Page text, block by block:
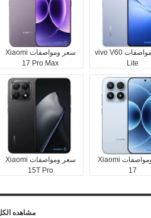
سعر ومواصفات vivo V60
Lite
سعر ومواصفات Xiaomi
17 Pro Max
سعر ومواصفات Xiaomi
17
سعر ومواصفات Xiaomi
15T Pro
مشاهده